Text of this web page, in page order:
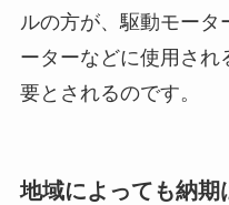
ルの方が、駆動モータ
ーターなどに使用され
要とされるのです。
地域によっても納期